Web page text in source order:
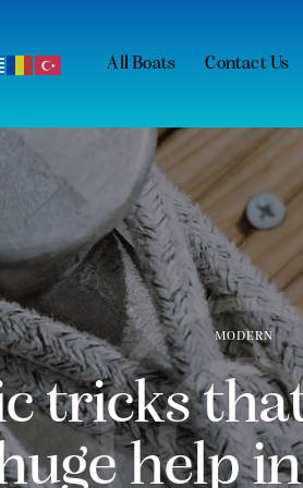
All Boats Contact Us
MODERN
tricks
help